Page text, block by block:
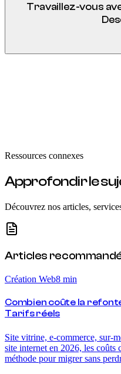
Travaillez-vous
Ressources connexes
Approfondir le
Découvrez nos articles,
Articles
Création Web8 min
Combien coûte la
Tarifs réels
Site vitrine, e-commerce, sur-
site internet en 2026, les coûts
méthode pour migrer sans